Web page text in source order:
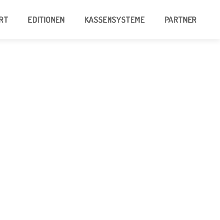
EDITIONEN KASSENSYSTEME PARTNER